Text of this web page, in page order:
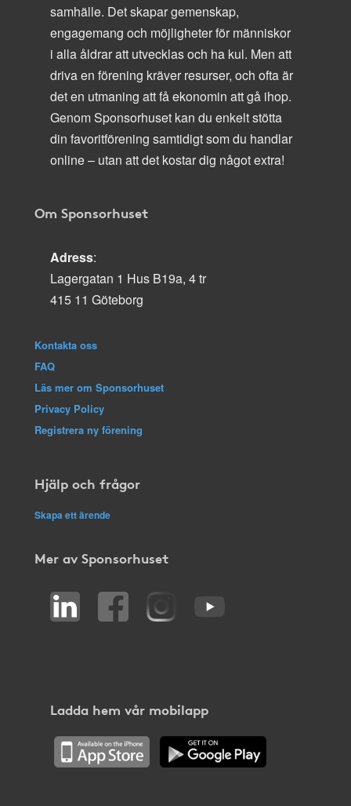
samhälle. Det skapar gemenskap,
engagemang och möjligheter för människor
i alla åldrar att utvecklas och ha kul. Men att
driva en förening kräver resurser, och ofta är
det en utmaning att få ekonomin att gå ihop.
Genom Sponsorhuset kan du enkelt stötta
din favoritförening samtidigt som du handlar
online – utan att det kostar dig något extra!
Om Sponsorhuset
Adress:
Lagergatan 1 Hus B19a, 4 tr
415 11 Göteborg
Kontakta oss
FAQ
Läs mer om Sponsorhuset
Privacy Policy
Registrera ny förening
Hjälp och frågor
Skapa ett ärende
Mer av Sponsorhuset
Ladda hem vår mobilapp